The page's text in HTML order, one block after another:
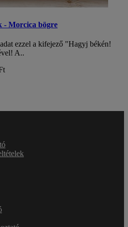
- Morcica bögre
ezzel a kifejező "Hagyj békén!
A..